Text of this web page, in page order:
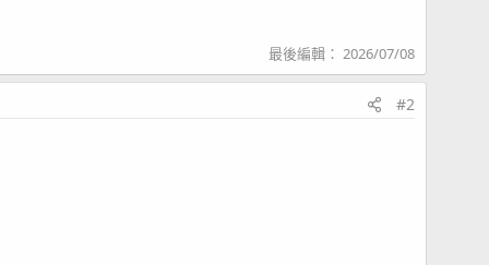
最後編輯： 2026/07/08
#2